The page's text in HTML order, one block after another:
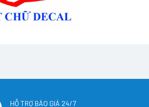
HỖ TRỢ BÁO GIÁ 24/7